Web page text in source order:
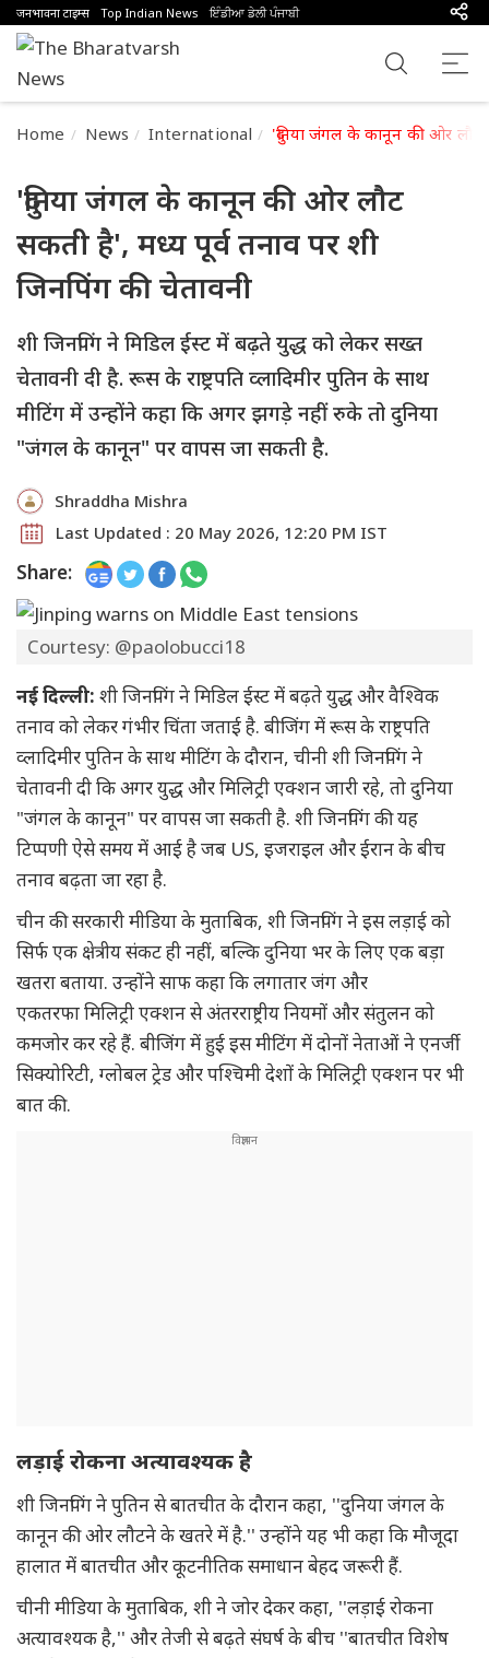
जनभावना टाइम्स Top Indian News ਇੰਡੀਆ ਡੇਲੀ ਪੰਜਾਬੀ
Home News International 'दुनिया जंगल के कानून की ओर लौट
'दुनिया जंगल के कानून की ओर लौट
सकती है', मध्य पूर्व तनाव पर शी
जिनपिंग की चेतावनी
शी जिनपिंग ने मिडिल ईस्ट में बढ़ते युद्ध को लेकर सख्त
चेतावनी दी है. रूस के राष्ट्रपति व्लादिमीर पुतिन के साथ
मीटिंग में उन्होंने कहा कि अगर झगड़े नहीं रुके तो दुनिया
"जंगल के कानून" पर वापस जा सकती है.
Shraddha Mishra
Last Updated : 20 May 2026, 12:20 PM IST
Share:
Courtesy: @paolobucci18
नई दिल्ली: शी जिनपिंग ने मिडिल ईस्ट में बढ़ते युद्ध और वैश्विक
तनाव को लेकर गंभीर चिंता जताई है. बीजिंग में रूस के राष्ट्रपति
व्लादिमीर पुतिन के साथ मीटिंग के दौरान, चीनी शी जिनपिंग ने
चेतावनी दी कि अगर युद्ध और मिलिट्री एक्शन जारी रहे, तो दुनिया
"जंगल के कानून" पर वापस जा सकती है. शी जिनपिंग की यह
टिप्पणी ऐसे समय में आई है जब US, इजराइल और ईरान के बीच
तनाव बढ़ता जा रहा है.
चीन की सरकारी मीडिया के मुताबिक, शी जिनपिंग ने इस लड़ाई को
सिर्फ एक क्षेत्रीय संकट ही नहीं, बल्कि दुनिया भर के लिए एक बड़ा
खतरा बताया. उन्होंने साफ कहा कि लगातार जंग और
एकतरफा मिलिट्री एक्शन से अंतरराष्ट्रीय नियमों और संतुलन को
कमजोर कर रहे हैं. बीजिंग में हुई इस मीटिंग में दोनों नेताओं ने एनर्जी
सिक्योरिटी, ग्लोबल ट्रेड और पश्चिमी देशों के मिलिट्री एक्शन पर भी
बात की.
लड़ाई रोकना अत्यावश्यक है
शी जिनपिंग ने पुतिन से बातचीत के दौरान कहा, ''दुनिया जंगल के
कानून की ओर लौटने के खतरे में है.'' उन्होंने यह भी कहा कि मौजूदा
हालात में बातचीत और कूटनीतिक समाधान बेहद जरूरी हैं.
चीनी मीडिया के मुताबिक, शी ने जोर देकर कहा, ''लड़ाई रोकना
अत्यावश्यक है,'' और तेजी से बढ़ते संघर्ष के बीच ''बातचीत विशेष